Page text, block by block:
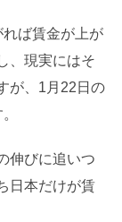
ば賃金が上が
、現実にはそ
が、1月22日の
伸びに追いつ
日本だけが賃